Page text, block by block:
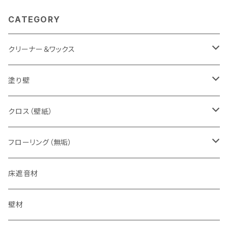
CATEGORY
クリーナー＆ワックス
すべての床用
無垢材専用
塗り壁
下地処理材
珪藻土塗り壁
特別な事情の追加用色粉
漆喰塗り壁
カオリンの壁
クロス（壁紙）
でんぷん糊
フローリング（無垢）
接着剤
床暖房用
床遮音材
壁材